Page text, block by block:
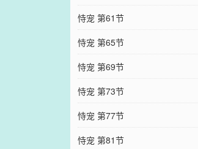
恃宠 第61节
恃宠 第65节
恃宠 第69节
恃宠 第73节
恃宠 第77节
恃宠 第81节